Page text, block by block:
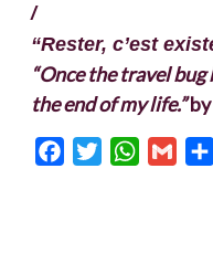
/
“Rester, c’est
“Once the travel
the end of my life.”by
W